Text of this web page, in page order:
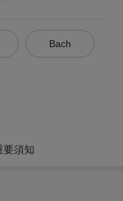
Bach
要須知